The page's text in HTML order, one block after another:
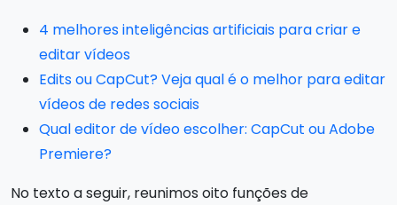
4 melhores inteligências artificiais para criar e
editar vídeos
Edits ou CapCut? Veja qual é o melhor para editar
vídeos de redes sociais
Qual editor de vídeo escolher: CapCut ou Adobe
Premiere?
No texto a seguir, reunimos oito funções de